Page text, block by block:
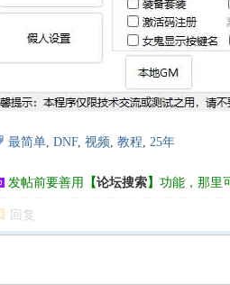
最简单, DNF, 视频, 教程, 25年
发帖前要善用 【论坛搜索】 功能，那里
回复